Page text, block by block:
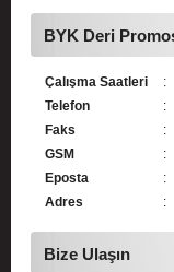
BYK Deri
Çalışma Saatleri :
Telefon
:
Faks
:
GSM
:
Eposta
:
Adres
:
Bize Ulaşın